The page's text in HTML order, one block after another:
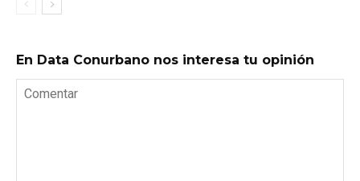
En Data Conurbano nos interesa tu opinión